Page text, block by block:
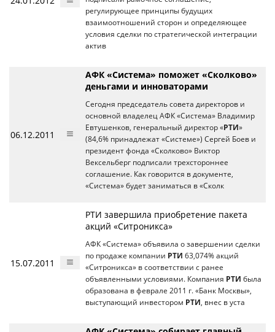
регулирующее принципы будущих
взаимоотношений сторон и определяющее
условия сделки по стратегической интеграции
актив
06.12.2011
АФК «Система» поможет «Сколково»
деньгами и инноваторами
Сегодня председатель совета директоров и
основной владелец АФК «Система» Владимир
Евтушенков, генеральный директор «РТИ»
(84,6% принадлежат «Системе») Сергей Боев и
президент фонда «Сколково» Виктор
Вексельберг подписали трехстороннее
соглашение. Как говорится в документе,
«Система» будет заниматься в «Сколк
15.07.2011
РТИ завершила приобретение пакета
акций «Ситроникса»
АФК «Система» объявила о завершении сделки
по продаже компании РТИ 63,074% акций
«Ситроникса» в соответствии с ранее
объявленными условиями. Компания РТИ была
образована в феврале 2011 г. «Банк Москвы»,
выступающий инвестором РТИ , внес в уста